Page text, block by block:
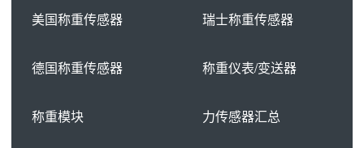
美国称重传感器 瑞士称重传感器
德国称重传感器 称重仪表/变送器
称重模块 力传感器汇总